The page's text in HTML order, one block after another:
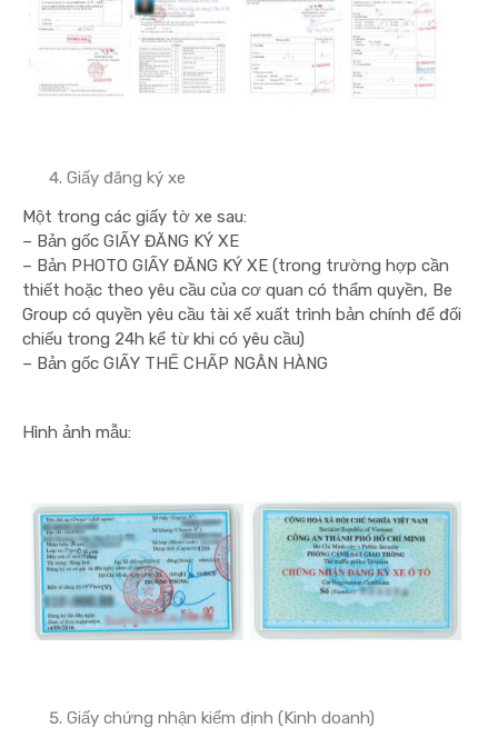
Giấy đăng ký xe
Một trong các giấy tờ xe sau:
– Bản gốc GIẤY ĐĂNG KÝ XE
– Bản PHOTO GIẤY ĐĂNG KÝ XE (trong trường hợp cần
thiết hoặc theo yêu cầu của cơ quan có thẩm quyền, Be
Group có quyền yêu cầu tài xế xuất trình bản chính để đối
chiếu trong 24h kể từ khi có yêu cầu)
– Bản gốc GIẤY THẾ CHẤP NGÂN HÀNG
Hình ảnh mẫu:
Giấy chứng nhận kiểm định (Kinh doanh)